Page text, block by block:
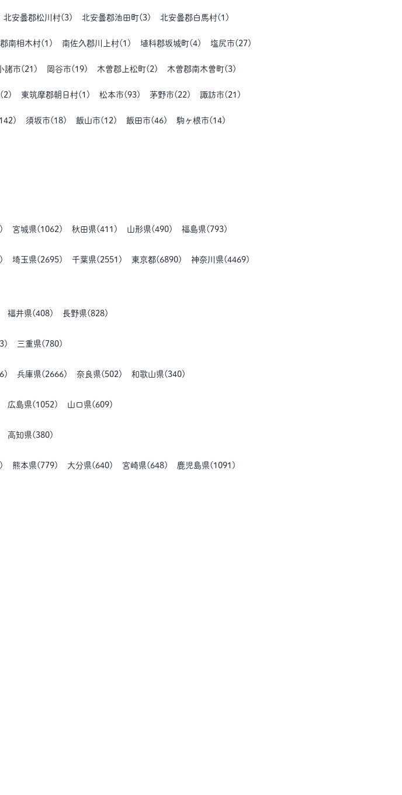
北安曇郡松川村(3) 北安曇郡池田町(3) 北安曇郡白馬村( 1 )
南相木村( 1 ) 南佐久郡川上村( 1 ) 埴科郡坂城町(4) 塩尻市( 27 )
諸市( 21 ) 岡谷市( 19) 木曽郡上松町( 2 ) 木曽郡南木曽町(3)
( 2 ) 東筑摩郡朝日村( 1 ) 松本市(93) 茅野市( 22 ) 諏訪市( 21 )
142 ) 須坂市( 18) 飯山市( 12 ) 飯田市(46) 駒ヶ根市( 14)
宮城県( 1062 ) 秋田県(411 ) 山形県(490) 福島県( 793)
埼玉県( 2695) 千葉県( 2551 ) 東京都( 6890) 神奈川県(4469)
福井県(408) 長野県(828)
) 三重県( 780)
) 兵庫県( 2666) 奈良県( 502 ) 和歌山県(340)
広島県( 1052 ) 山口県( 609)
高知県(380)
熊本県( 779) 大分県( 640) 宮崎県( 648) 鹿児島県( 1091 )